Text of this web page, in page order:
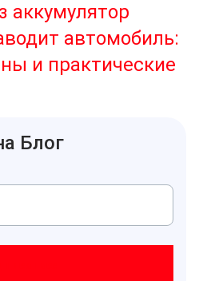
аккумулятор
автомобиль:
и практические
Блог